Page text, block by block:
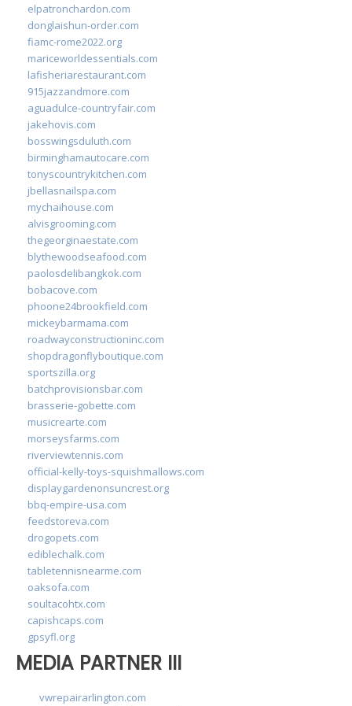
elpatronchardon.com
donglaishun-order.com
fiamc-rome2022.org
mariceworldessentials.com
lafisheriarestaurant.com
915jazzandmore.com
aguadulce-countryfair.com
jakehovis.com
bosswingsduluth.com
birminghamautocare.com
tonyscountrykitchen.com
jbellasnailspa.com
mychaihouse.com
alvisgrooming.com
thegeorginaestate.com
blythewoodseafood.com
paolosdelibangkok.com
bobacove.com
phoone24brookfield.com
mickeybarmama.com
roadwayconstructioninc.com
shopdragonflyboutique.com
sportszilla.org
batchprovisionsbar.com
brasserie-gobette.com
musicrearte.com
morseysfarms.com
riverviewtennis.com
official-kelly-toys-squishmallows.com
displaygardenonsuncrest.org
bbq-empire-usa.com
feedstoreva.com
drogopets.com
ediblechalk.com
tabletennisnearme.com
oaksofa.com
soultacohtx.com
capishcaps.com
gpsyfl.org
MEDIA PARTNER III
vwrepairarlington.com